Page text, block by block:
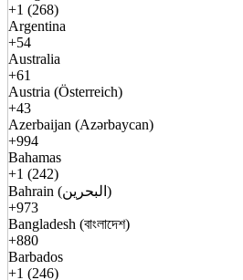
+1 (268)
Argentina
+54
Australia
+61
Austria (Österreich)
+43
Azerbaijan (Azərbaycan)
+994
Bahamas
+1 (242)
Bahrain (البحرين)
+973
Bangladesh (বাংলাদেশ)
+880
Barbados
+1 (246)